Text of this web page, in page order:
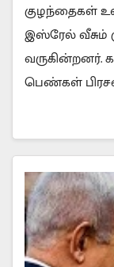
குழந்தைகள்
இஸ்ரேல் வீசும்
வருகின்றனர்.
பெண்கள்